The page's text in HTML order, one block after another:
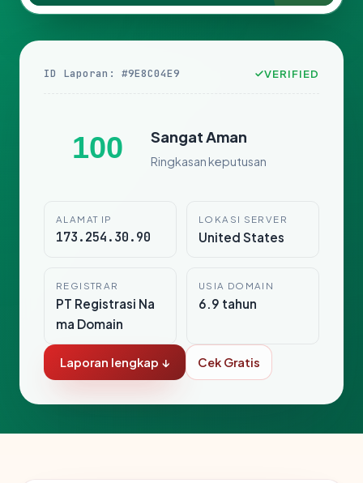
ID Laporan: #9E8C04E9 VERIFIED
100 Sangat Aman
Ringkasan keputusan
ALAMAT IP
173.254.30.90
LOKASI SERVER
United States
REGISTRAR
PT Registrasi Na
ma Domain
USIA DOMAIN
6.9 tahun
Laporan lengkap ↓ Cek Gratis